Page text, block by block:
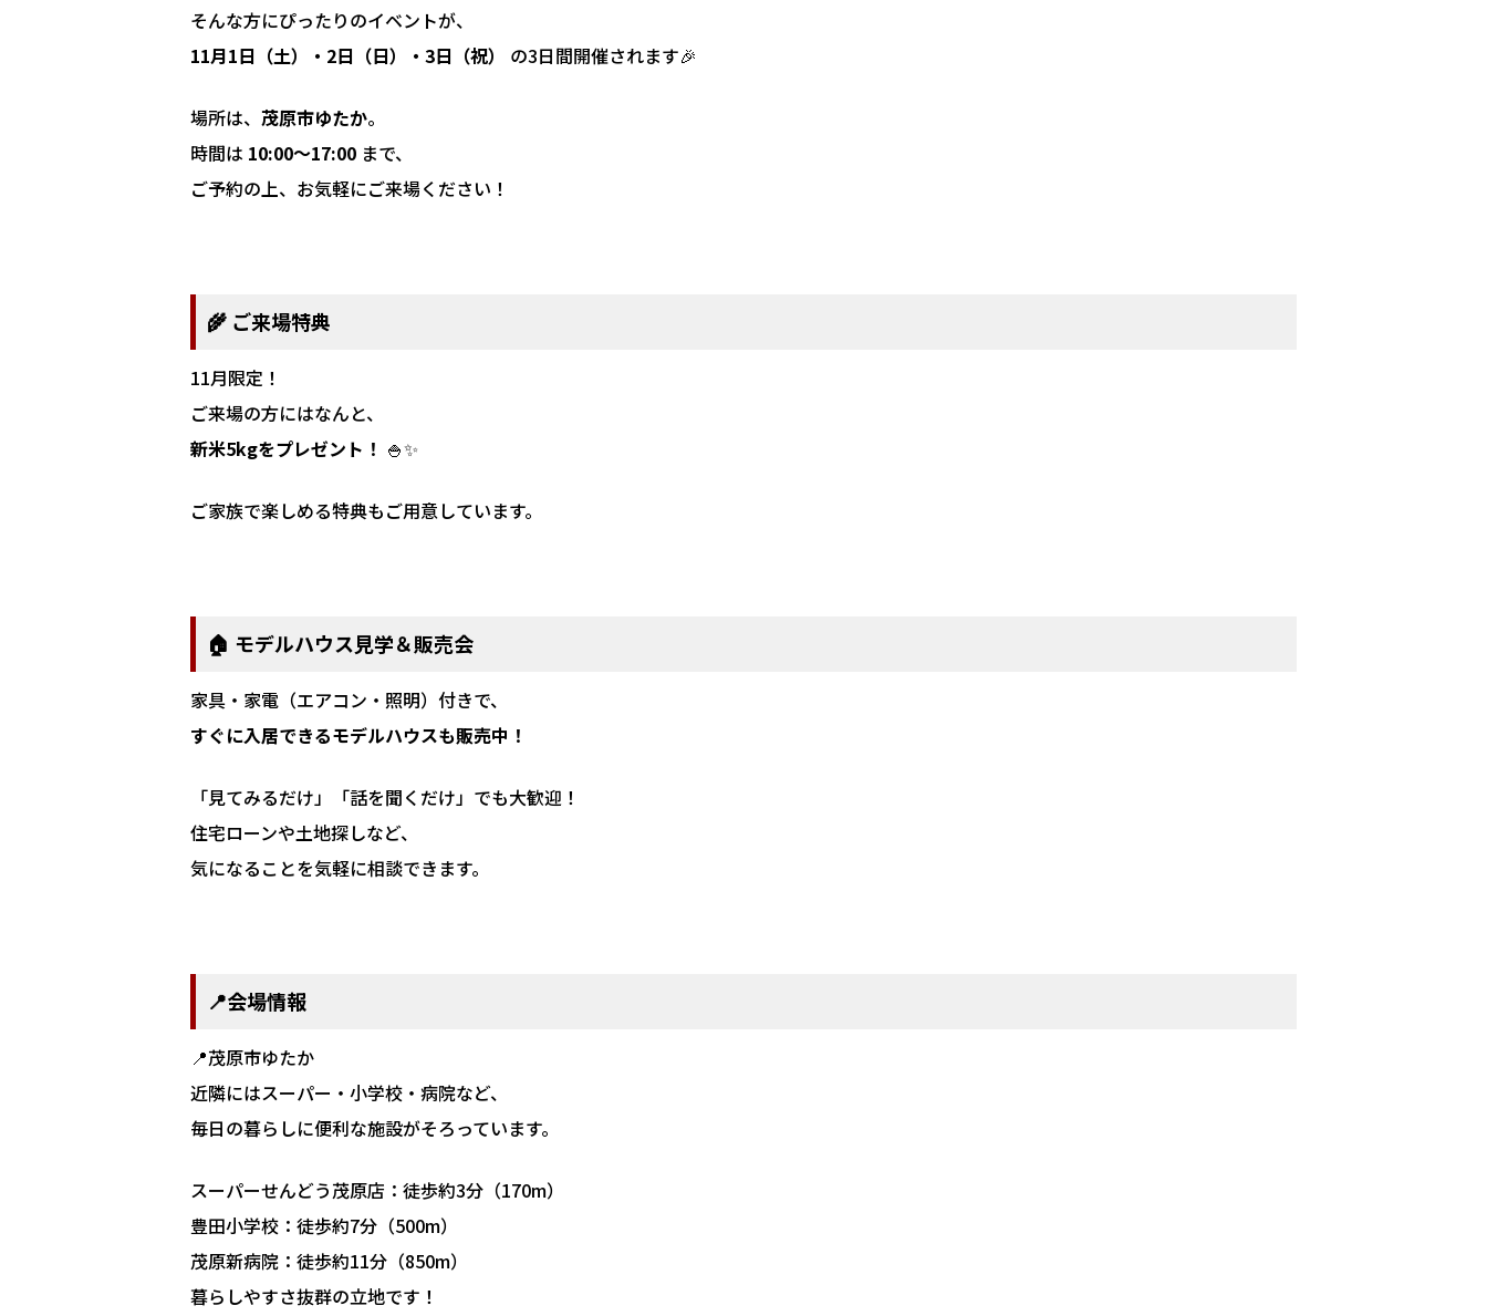
そんな方にぴったりのイベントが、
11月1日（土）・2日（日）・3日（祝）
の3日間開催されます🎉
場所は、 茂原市ゆたか。
時間は 10:00〜17:00 まで、
ご予約の上、お気軽にご来場ください！
🌾 ご来場特典
11月限定！
ご来場の方にはなんと、
新米5kgをプレゼント！ 🍚✨
ご家族で楽しめる特典もご用意しています。
🏠 モデルハウス見学＆販売会
家具・家電（エアコン・照明）付きで、
すぐに入居できるモデルハウスも販売中！
「見てみるだけ」「話を聞くだけ」でも大歓迎！
住宅ローンや土地探しなど、
気になることを気軽に相談できます。
📍会場情報
📍茂原市ゆたか
近隣にはスーパー・小学校・病院など、
毎日の暮らしに便利な施設がそろっています。
スーパーせんどう茂原店：徒歩約3分（170m）
豊田小学校：徒歩約7分（500m）
茂原新病院：徒歩約11分（850m）
暮らしやすさ抜群の立地です！